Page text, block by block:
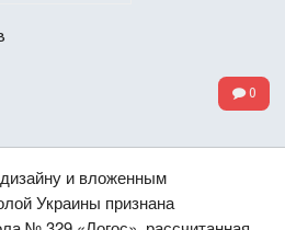
0
и вложенным
Украины признана